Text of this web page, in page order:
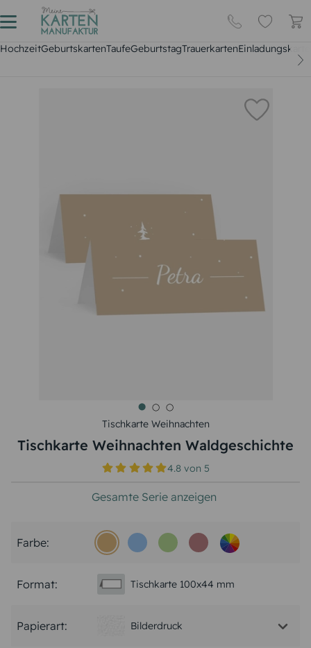
HochzeitGeburtskartenTaufeGeburtstagTrauerkarten
Tischkarte Weihnachten
Tischkarte Weihnachten Waldgeschichte
4.8 von5
Gesamte Serie anzeigen
Farbe:
Format: Tischkarte 100x44 mm
Papierart: Bilderdruck